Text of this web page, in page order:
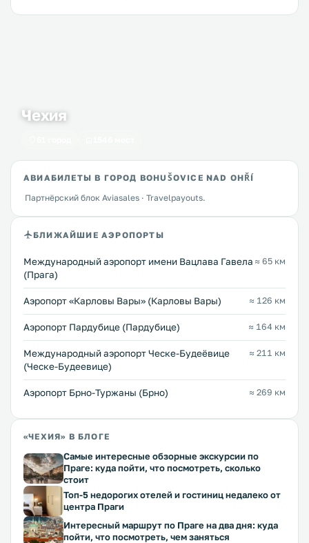
Чехия
АВИАБИЛЕТЫ В ГОРОД BOHUŠOVICE NAD OHŘÍ
Партнёрский блок Aviasales · Travelpayouts.
БЛИЖАЙШИЕ АЭРОПОРТЫ
Международный аэропорт имени Вацлава Гавела
(Прага)
≈ 65 км
Аэропорт «Карловы Вары» (Карловы Вары) ≈ 126 км
Аэропорт Пардубице (Пардубице) ≈ 164 км
Международный аэропорт Ческе-Будеёвице
(Ческе-Будеевице)
≈ 211 км
Аэропорт Брно-Туржаны (Брно) ≈ 269 км
«ЧЕХИЯ» В БЛОГЕ
Самые интересные обзорные экскурсии по
Праге: куда пойти, что посмотреть, сколько
стоит
Топ-5 недорогих отелей и гостиниц недалеко от
центра Праги
Интересный маршрут по Праге на два дня: куда
пойти, что посмотреть, чем заняться